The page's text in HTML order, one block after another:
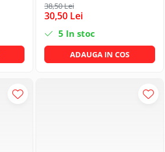
38,50 Lei
30,50 Lei
5 In stoc
ADAUGA IN COS